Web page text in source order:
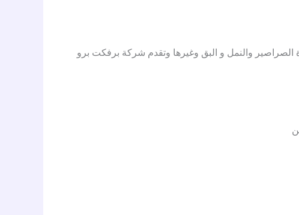
الصراصير والنمل و البق وغيرها وتقدم شركة برفكت برو